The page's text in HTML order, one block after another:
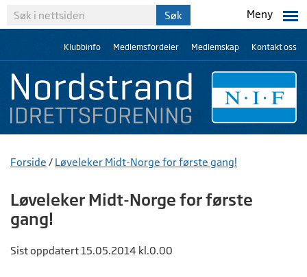
Meny
Klubbinfo Medlemsfordeler Medlemskap Kontakt oss
Forside / Løveleker Midt-Norge for første gang!
Løveleker Midt-Norge for første
gang!
Sist oppdatert 15.05.2014 kl.0.00